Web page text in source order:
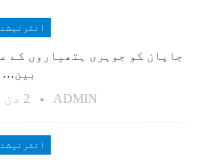
جاپان کو جوہری ہتھیاروں کے
بین…
ADMIN 2 دن ago